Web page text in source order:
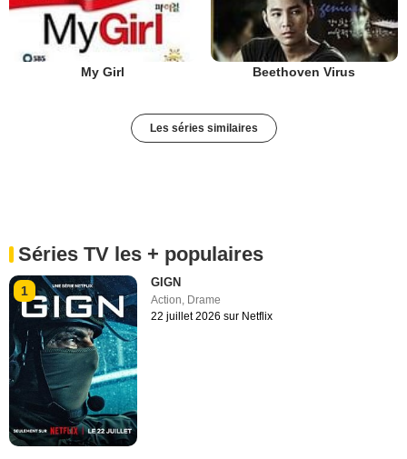
My Girl Beethoven Virus
Les séries similaires
Séries TV les + populaires
1
GIGN
Action, Drame
22 juillet 2026 sur Netflix